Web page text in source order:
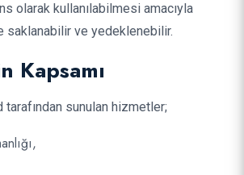
olarak kullanılabilmesi amacıyla
saklanabilir ve yedeklenebilir.
Kapsamı
tarafından sunulan hizmetler;